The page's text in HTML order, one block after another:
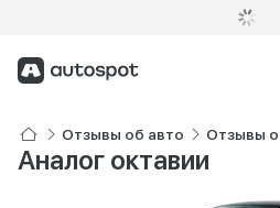
Отзывы об авто Отзывы о
Аналог октавии